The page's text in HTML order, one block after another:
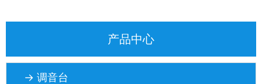
产品中心
→ 调音台